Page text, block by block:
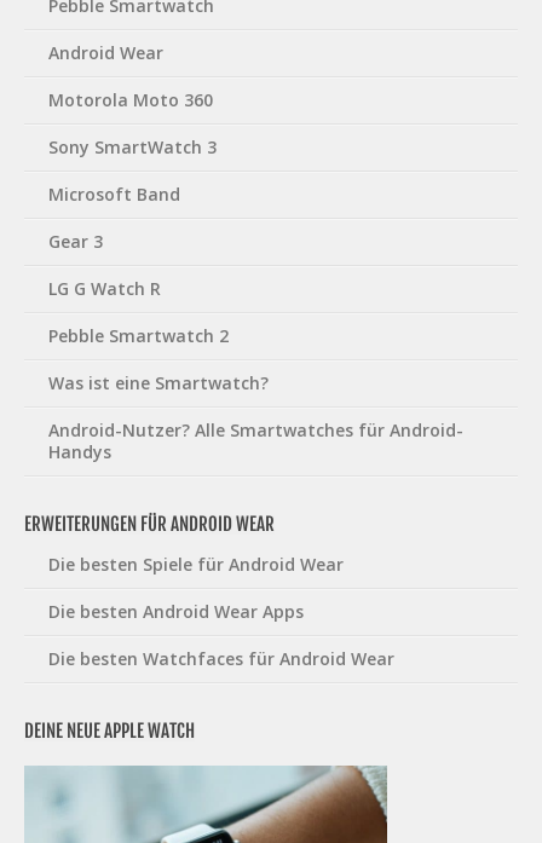
Pebble Smartwatch
Android Wear
Motorola Moto 360
Sony SmartWatch 3
Microsoft Band
Gear 3
LG G Watch R
Pebble Smartwatch 2
Was ist eine Smartwatch?
Android-Nutzer? Alle Smartwatches für Android-
Handys
ERWEITERUNGEN FÜR ANDROID WEAR
Die besten Spiele für Android Wear
Die besten Android Wear Apps
Die besten Watchfaces für Android Wear
DEINE NEUE APPLE WATCH